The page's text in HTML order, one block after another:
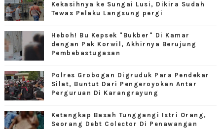
Kekasihnya ke Sungai Lusi, Dikira Sudah
Tewas Pelaku Langsung pergi
Heboh! Bu Kepsek "Bukber" Di Kamar
dengan Pak Korwil, Akhirnya Berujung
Pembebastugasan
Polres Grobogan Digruduk Para Pendekar
Silat, Buntut Dari Pengeroyokan Antar
Perguruan Di Karangrayung
Ketangkap Basah Tunggangi Istri Orang,
Seorang Debt Colector Di Penawangan